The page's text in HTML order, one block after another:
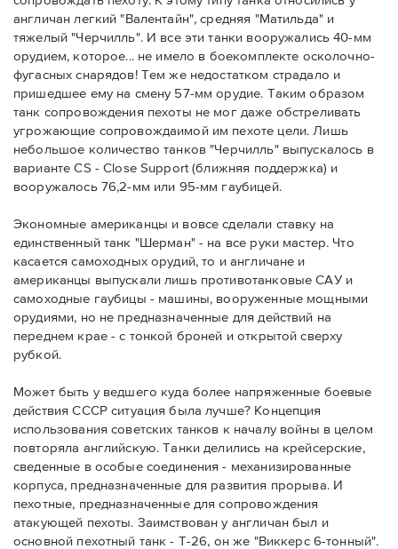
англичан легкий "Валентайн", средняя "Матильда" и
тяжелый "Черчилль". И все эти танки вооружались 40-мм
орудием, которое... не имело в боекомплекте осколочно-
фугасных снарядов! Тем же недостатком страдало и
пришедшее ему на смену 57-мм орудие. Таким образом
танк сопровождения пехоты не мог даже обстреливать
угрожающие сопровождаимой им пехоте цели. Лишь
небольшое количество танков "Черчилль" выпускалось в
варианте CS - Close Support (ближняя поддержка) и
вооружалось 76,2-мм или 95-мм гаубицей.
Экономные американцы и вовсе сделали ставку на
единственный танк "Шерман" - на все руки мастер. Что
касается самоходных орудий, то и англичане и
американцы выпускали лишь противотанковые САУ и
самоходные гаубицы - машины, вооруженные мощными
орудиями, но не предназначенные для действий на
переднем крае - с тонкой броней и открытой сверху
рубкой.
Может быть у ведшего куда более напряженные боевые
действия СССР ситуация была лучше? Концепция
использования советских танков к началу войны в целом
повторяла английскую. Танки делились на крейсерские,
сведенные в особые соединения - механизированные
корпуса, предназначенные для развития прорыва. И
пехотные, предназначенные для сопровождения
атакующей пехоты. Заимствован у англичан был и
основной пехотный танк - Т-26, он же "Виккерс 6-тонный".